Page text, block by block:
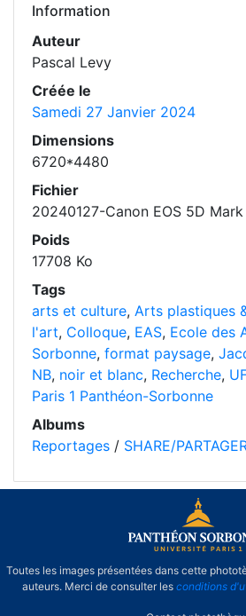
Information
Auteur
Pascal Levy
Créée le
Samedi 27 Janvier 2024
Dimensions
6720*4480
Fichier
20240127-Canon EOS 5D
Poids
17708 Ko
Tags
arts et culture, Arts plastiques
l'art, Colloque, EAS, Ecole des
Sorbonne, format paysage,
NB, noir et blanc, Recherche,
Paris 1 Panthéon-Sorbonne
Albums
Reportages / SHARE/
Toutes les images présentées dans cette
auteurs. Merci de consulter les conditions